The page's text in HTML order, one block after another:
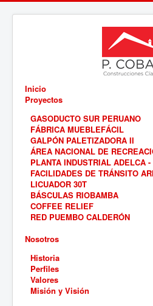
Inicio
Proyectos
GASODUCTO SUR PERUANO
FÁBRICA MUEBLEFÁCIL
GALPÓN PALETIZADORA II
ÁREA NACIONAL DE
PLANTA INDUSTRIAL ADELCA
FACILIDADES DE TRÁNSITO
LICUADOR 30T
BÁSCULAS RIOBAMBA
COFFEE RELIEF
RED PUEMBO CALDERÓN
Nosotros
Historia
Perfiles
Valores
Misión y Visión